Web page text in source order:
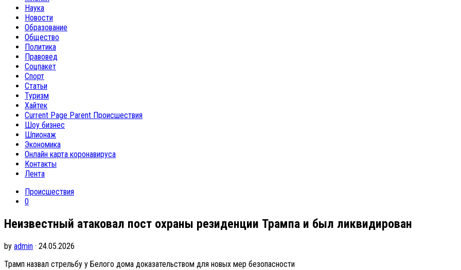
Наука
Новости
Образование
Общество
Политика
Правовед
Соцпакет
Спорт
Статьи
Туризм
Хайтек
Current Page Parent Происшествия
Шоу бизнес
Шпионаж
Экономика
Онлайн карта коронавируса
Контакты
Лента
Происшествия
0
Неизвестный атаковал пост охраны резиденции Трампа и был ликвидирован
by admin · 24.05.2026
Трамп назвал стрельбу у Белого дома доказательством для новых мер безопасности